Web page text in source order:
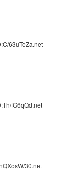
63uTeZa.net
fG6qQd.net
30.net